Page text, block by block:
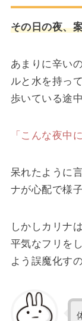
その日の夜、
あまりに辛い
ルと水を持っ
歩いている途
「こんな夜中
呆れたように
ナが心配で様
しかしカリナ
平気なフリを
よう誤魔化すの